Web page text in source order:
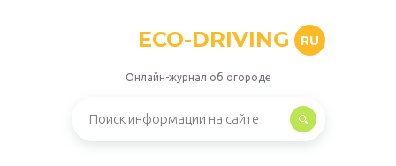
ECO-DRIVING RU
Онлайн-журнал об огороде